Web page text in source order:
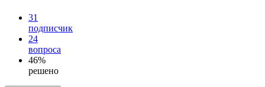
31
подписчик
24
вопроса
46%
решено